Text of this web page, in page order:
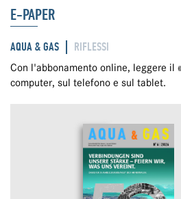
E-PAPER
AQUA & GAS RIFLESSI
Con l'abbonamento online, leggere il
computer, sul telefono e sul tablet.